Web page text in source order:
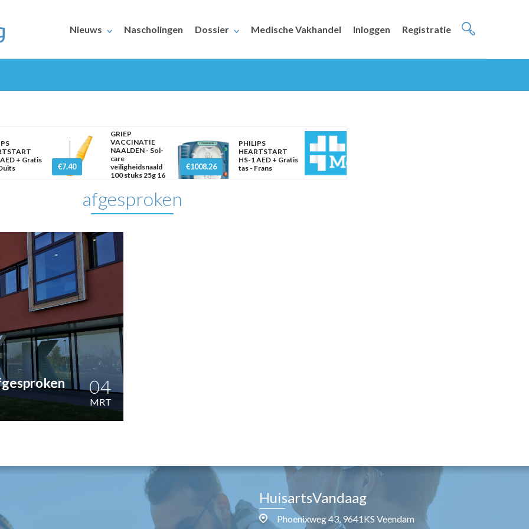
Nieuws Nascholingen Dossier Medische Vakhandel Inloggen Registratie
+ Gratis
€7.40
GRIEP
VACCINATIE
NAALDEN - Sol-
care
veiligheidsnaald
100 stuks 25g 16
€1008.26
PHILIPS
HEARTSTART
HS-1 AED + Gratis
tas - Frans
afgesproken
04
MRT
HuisartsVandaag
Phoenixweg 43, 9641KS Veendam